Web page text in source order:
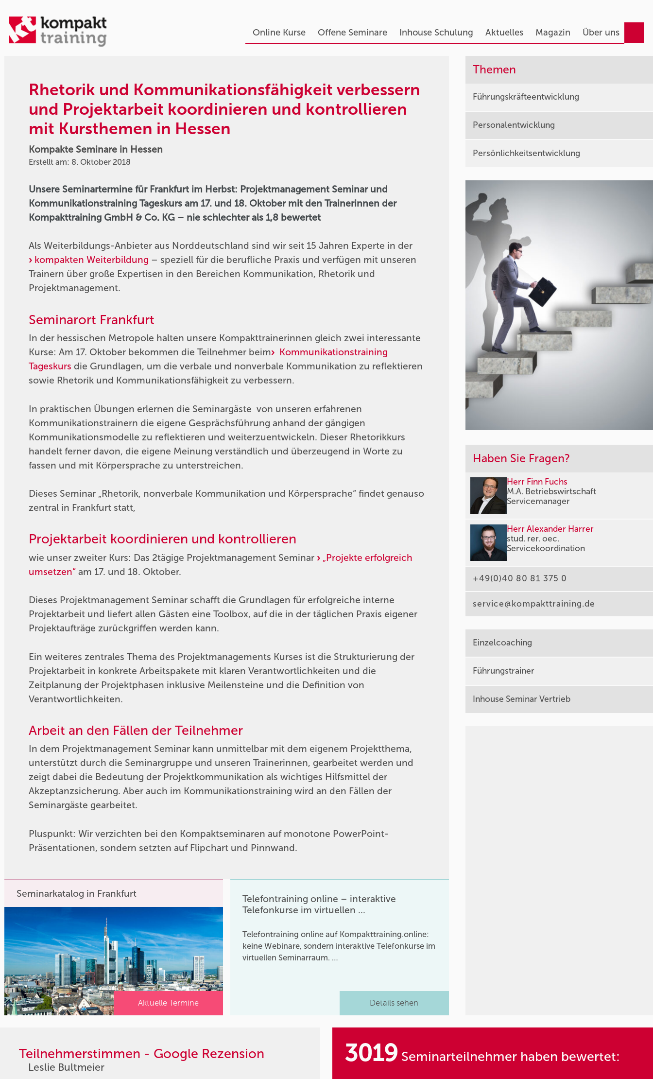
Online Kurse Offene Seminare Inhouse Schulung Aktuelles Magazin Über uns
Rhetorik und Kommunikationsfähigkeit verbessern
und Projektarbeit koordinieren und kontrollieren
mit Kursthemen in Hessen
Kompakte Seminare in Hessen
Erstellt am: 8. Oktober 2018
Unsere Seminartermine für Frankfurt im Herbst: Projektmanagement Seminar und
Kommunikationstraining Tageskurs am 17. und 18. Oktober mit den Trainerinnen der
Kompakttraining GmbH & Co. KG – nie schlechter als 1,8 bewertet
Als Weiterbildungs-Anbieter aus Norddeutschland sind wir seit 15 Jahren Experte in der
kompakten Weiterbildung – speziell für die berufliche Praxis und verfügen mit unseren
Trainern über große Expertisen in den Bereichen Kommunikation, Rhetorik und
Projektmanagement.
Seminarort Frankfurt
In der hessischen Metropole halten unsere Kompakttrainerinnen gleich zwei interessante
Kurse: Am 17. Oktober bekommen die Teilnehmer beim
Kommunikationstraining
Tageskurs die Grundlagen, um die verbale und nonverbale Kommunikation zu reflektieren
sowie Rhetorik und Kommunikationsfähigkeit zu verbessern.
In praktischen Übungen erlernen die Seminargäste von unseren erfahrenen
Kommunikationstrainern die eigene Gesprächsführung anhand der gängigen
Kommunikationsmodelle zu reflektieren und weiterzuentwickeln. Dieser Rhetorikkurs
handelt ferner davon, die eigene Meinung verständlich und überzeugend in Worte zu
fassen und mit Körpersprache zu unterstreichen.
Dieses Seminar „Rhetorik, nonverbale Kommunikation und Körpersprache“ findet genauso
zentral in Frankfurt statt,
Projektarbeit koordinieren und kontrollieren
wie unser zweiter Kurs: Das 2tägige Projektmanagement Seminar „Projekte erfolgreich
umsetzen“ am 17. und 18. Oktober.
Dieses Projektmanagement Seminar schafft die Grundlagen für erfolgreiche interne
Projektarbeit und liefert allen Gästen eine Toolbox, auf die in der täglichen Praxis eigener
Projektaufträge zurückgriffen werden kann.
Ein weiteres zentrales Thema des Projektmanagements Kurses ist die Strukturierung der
Projektarbeit in konkrete Arbeitspakete mit klaren Verantwortlichkeiten und die
Zeitplanung der Projektphasen inklusive Meilensteine und die Definition von
Verantwortlichkeiten.
Arbeit an den Fällen der Teilnehmer
In dem Projektmanagement Seminar kann unmittelbar mit dem eigenem Projektthema,
unterstützt durch die Seminargruppe und unseren Trainerinnen, gearbeitet werden und
zeigt dabei die Bedeutung der Projektkommunikation als wichtiges Hilfsmittel der
Akzeptanzsicherung. Aber auch im Kommunikationstraining wird an den Fällen der
Seminargäste gearbeitet.
Pluspunkt: Wir verzichten bei den Kompaktseminaren auf monotone PowerPoint-
Präsentationen, sondern setzten auf Flipchart und Pinnwand.
Seminarkatalog in Frankfurt
Aktuelle Termine
Telefontraining online – interaktive
Telefonkurse im virtuellen …
Telefontraining online auf Kompakttraining.online:
keine Webinare, sondern interaktive Telefonkurse im
virtuellen Seminarraum. …
Details sehen
Themen
Führungskräfteentwicklung
Personalentwicklung
Persönlichkeitsentwicklung
Haben Sie Fragen?
Herr Finn Fuchs
M.A. Betriebswirtschaft
Servicemanager
Herr Alexander Harrer
stud. rer. oec.
Servicekoordination
+49(0)40 80 81 375 0
service@kompakttraining.de
Einzelcoaching
Führungstrainer
Inhouse Seminar Vertrieb
Teilnehmerstimmen - Google Rezension
Leslie Bultmeier
3019 Seminarteilnehmer haben bewertet: